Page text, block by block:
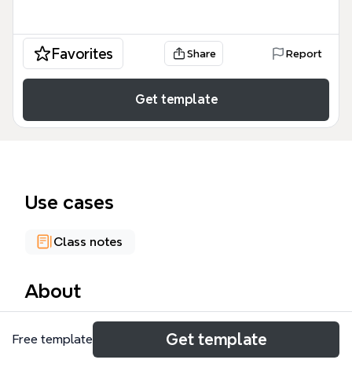
Favorites Share Report
Get template
Use cases
Class notes
About
El mapa mental 'Internet' es una plantilla educativa
que desglosa la historia, características, usuarios y
Free template Get template